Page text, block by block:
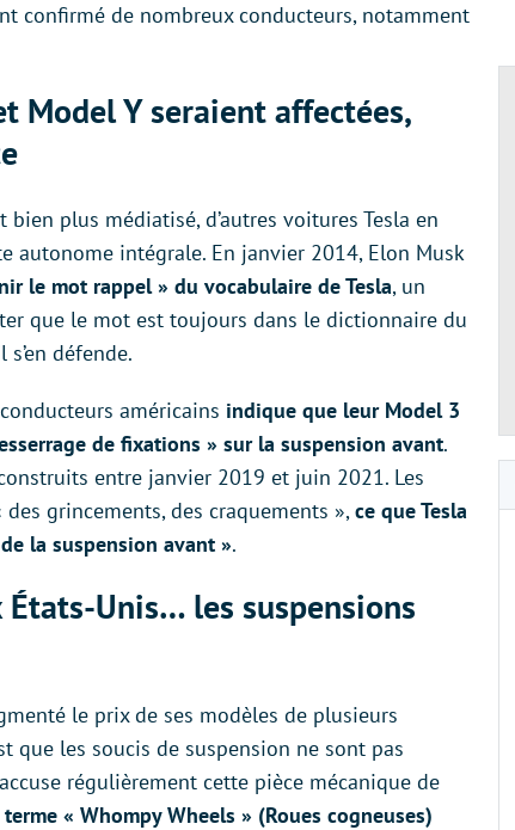
confirmé de nombreux conducteurs, notamment
Model Y seraient affectées,
plus médiatisé, d’autres voitures Tesla en
autonome intégrale. En janvier 2014, Elon Musk
le mot rappel » du vocabulaire de Tesla, un
que le mot est toujours dans le dictionnaire du
défende.
américains indique que leur Model 3
de fixations » sur la suspension avant.
entre janvier 2019 et juin 2021. Les
grincements, des craquements »,ce que Tesla
la suspension avant ».
États-Unis… les suspensions
le prix de ses modèles de plusieurs
que les soucis de suspension ne sont pas
régulièrement cette pièce mécanique de
« Whompy Wheels » (Roues cogneuses)